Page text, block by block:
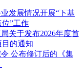
发展情况开展“下基
”工作
关于发布2026年度首
的通知
公布修订后的《集